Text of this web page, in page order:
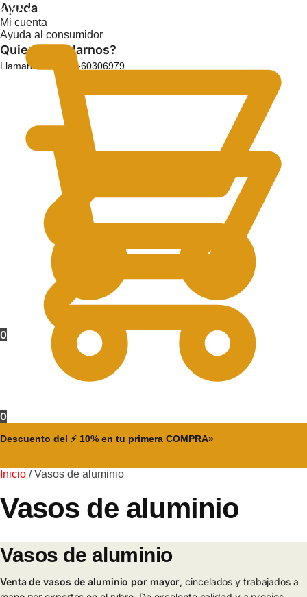
0.00$
0
Ayuda
Mi cuenta
Ayuda al consumidor
Quieres hablarnos?
Llamanos: +54 11-60306979
0
Descuento del ⚡ 10% en tu primera COMPRA»
Inicio /Vasos de aluminio
Vasos de aluminio
Vasos de aluminio
Venta de vasos de aluminio por mayor, cincelados y trabajados a